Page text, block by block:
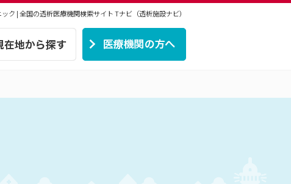
ク | 全国の透析医療機関検索サイトTナビ（透析施設ナビ）